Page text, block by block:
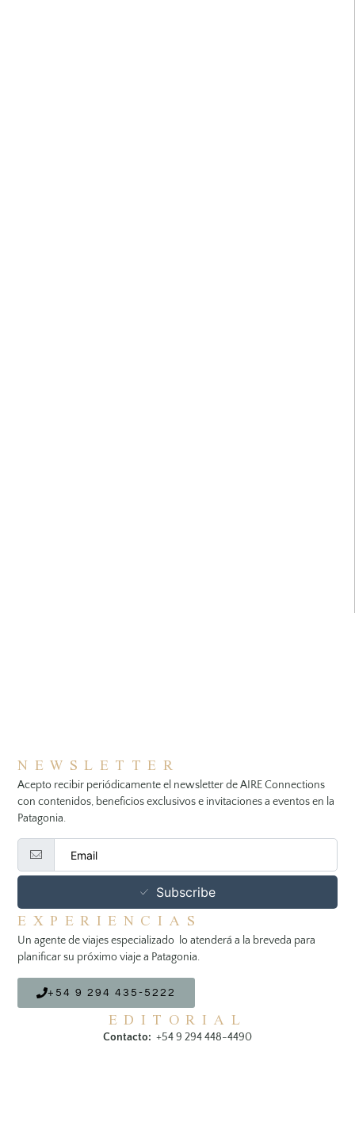
NEWSLETTER
Acepto recibir periódicamente el newsletter de AIRE Connections
con contenidos, beneficios exclusivos e invitaciones a eventos en la
Patagonia.
Subscribe
EXPERIENCIAS
Un agente de viajes especializado lo atenderá a la breveda para
planificar su próximo viaje a Patagonia.
+54 9 294 435-5222
EDITORIAL
Contacto: +54 9 294 448-4490